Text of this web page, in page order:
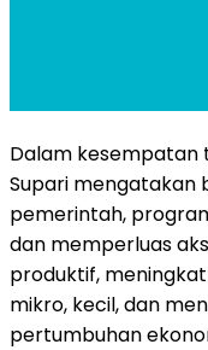
Dalam kesempatan
Supari mengatakan
pemerintah,
dan memperluas
produktif,
mikro, kecil, dan
pertumbuhan